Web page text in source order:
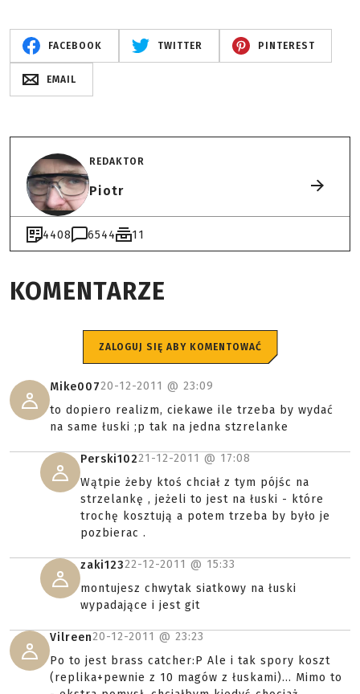
FACEBOOK TWITTER PINTEREST
EMAIL
REDAKTOR
Piotr
4408 6544 11
KOMENTARZE
ZALOGUJ SIĘ ABY KOMENTOWAĆ
Mike00720-12-2011 @ 23:09
to dopiero realizm, ciekawe ile trzeba by wydać
na same łuski ;p tak na jedna stzrelanke
Perski10221-12-2011 @ 17:08
Wątpie żeby ktoś chciał z tym pójśc na
strzelankę , jeżeli to jest na łuski - które
trochę kosztują a potem trzeba by było je
pozbierac .
zaki12322-12-2011 @ 15:33
montujesz chwytak siatkowy na łuski
wypadające i jest git
Vilreen20-12-2011 @ 23:23
Po to jest brass catcher:P Ale i tak spory koszt
(replika+pewnie z 10 magów z łuskami)... Mimo to